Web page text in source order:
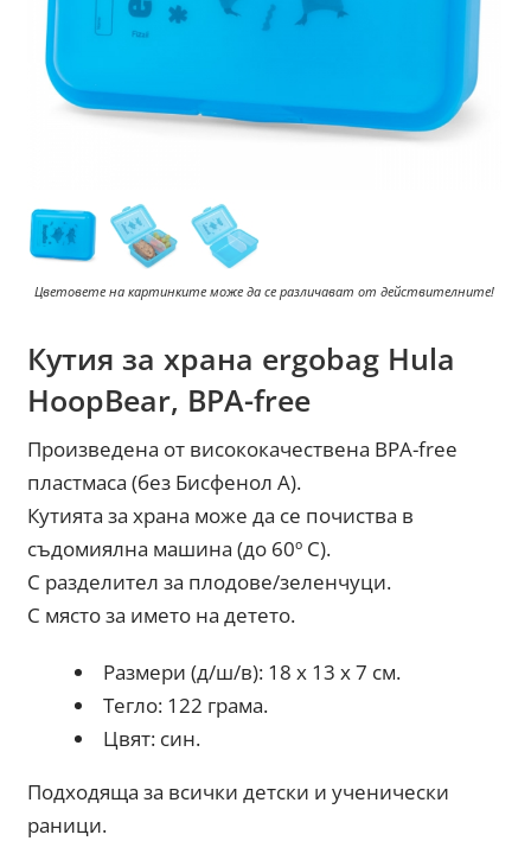
Цветовете на картинките може да се различават от действителните!
Кутия за храна ergobag Hula
HoopBear, BPA-free
Произведена от висококачествена BPA-free
пластмаса (без Бисфенол А).
Кутията за храна може да се почиства в
съдомиялна машина (до 60º С).
С разделител за плодове/зеленчуци.
С място за името на детето.
Размери (д/ш/в): 18 x 13 x 7 см.
Тегло: 122 грама.
Цвят: син.
Подходяща за всички детски и ученически
раници.